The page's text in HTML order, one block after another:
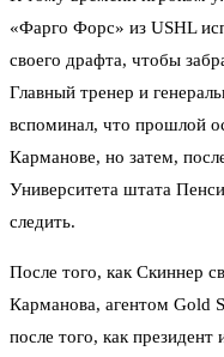
«Фарго Форс» из USHL
своего драфта, чтобы
Главный тренер и
вспоминал, что прошлой
Карманове, но затем,
Университета штата
следить.
После того, как Скиннер
Карманова, агентом Gold
после того, как